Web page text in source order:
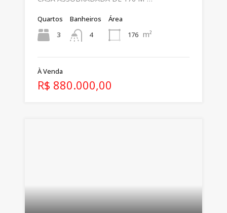
Quartos
3
Banheiros
4
Área
176 m²
À Venda
R$ 880.000,00